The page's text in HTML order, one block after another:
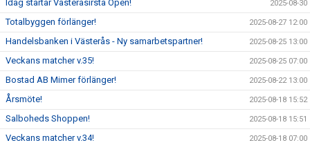
Idag startar Västeråsirsta Open! 2025-08-30
Totalbyggen förlänger! 2025-08-27 12:00
Handelsbanken i Västerås - Ny samarbetspartner! 2025-08-25 13:00
Veckans matcher v.35! 2025-08-25 07:00
Bostad AB Mimer förlänger! 2025-08-22 13:00
Årsmöte! 2025-08-18 15:52
Salboheds Shoppen! 2025-08-18 15:51
Veckans matcher v.34! 2025-08-18 07:00